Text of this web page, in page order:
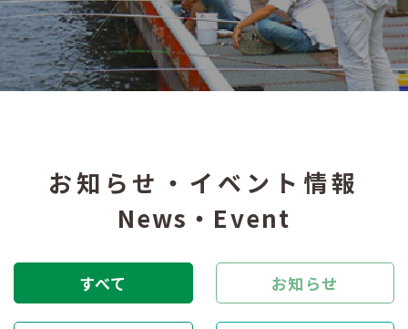
お知らせ・イベント情報
News・Event
すべて お知らせ